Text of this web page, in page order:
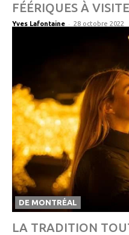
FÉÉRIQUES À
Yves Lafontaine - 28 octobre 2022
DE MONTRÉAL
LA TRADITION